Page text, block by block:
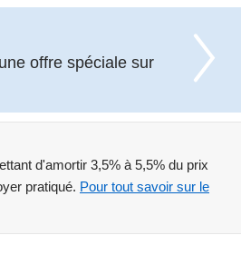
ET DES MEILLEURES
sur le site Géorisques :
offre spéciale sur
d'amortir 3,5% à 5,5% du prix
pratiqué. Pour tout savoir sur le